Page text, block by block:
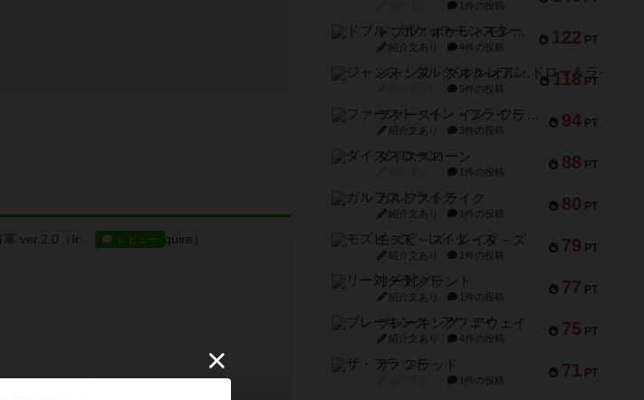
レビュー
1件の投稿
122 PT
ドブル：ポケットモンスター
紹介文あり 4件の投稿
118 PT
ジャンヌ・ダルク-オルレアン ドロー＆ライト
5件の投稿
94 PT
ファースト・イン・フライト
紹介文あり 3件の投稿
88 PT
ダイススローン
1件の投稿
80 PT
ガルフストライク
紹介文あり 1件の投稿
79 PT
モズビ－ズ・レイダ－ズ
紹介文あり 1件の投稿
77 PT
リー対グラント
紹介文あり 1件の投稿
75 PT
ブレーキング・アウェイ
紹介文あり 4件の投稿
71 PT
ザ・フラッド
1件の投稿